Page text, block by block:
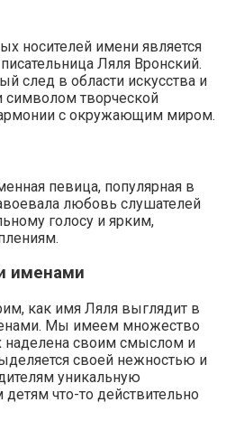
носителей имени является
Ляля Вронский.
след в области искусства и
символом творческой
с окружающим миром.
певица, популярная в
любовь слушателей
голосу и ярким,
именами
как имя Ляля выглядит в
Мы имеем множество
наделена своим смыслом и
своей нежностью и
уникальную
что-то действительно